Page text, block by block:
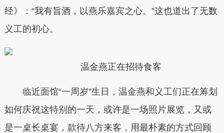
经》：“我有旨酒，以燕乐嘉宾之心。”这也道出了无数
义工的初心。
温金燕正在招待食客
临近面馆“一周岁”生日，温金燕和义工们正在筹划
如何庆祝这特别的一天，或许是一场照片展览，又或
是一桌长桌宴，款待八方来客，用最朴素的方式回顾